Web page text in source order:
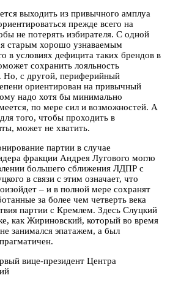
выходить из привычного амплуа
прежде всего на
не потерять избирателя. С одной
старым хорошо узнаваемым
в условиях дефицита таких брендов в
сохранить лояльность
Но, с другой, периферийный
ориентирован на привычный
надо хотя бы минимально
по мере сил и возможностей. А
того, чтобы проходить в
может не хватить.
партии в случае
фракции Андрея Лугового могло
большего сближения ЛДПР с
в связи с этим означает, что
– и в полной мере сохранят
за более чем четверть века
партии с Кремлем. Здесь Слуцкий
как Жириновский, который во время
занимался эпатажем, а был
вице-президент Центра